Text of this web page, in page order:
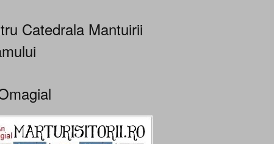
Catedrala Mantuirii